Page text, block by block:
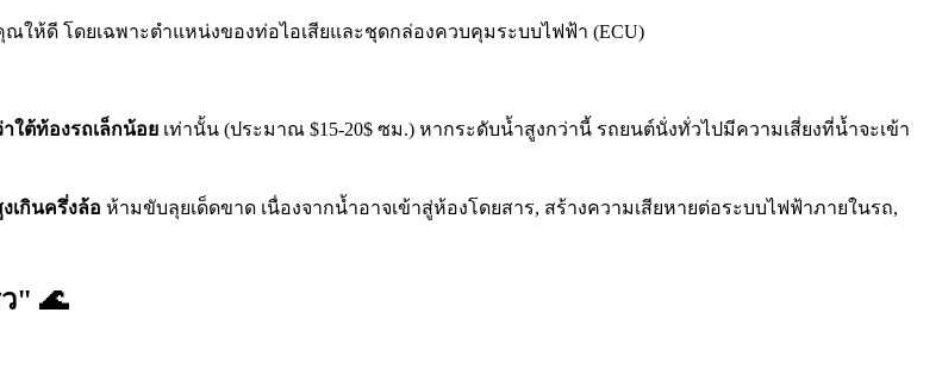
ให้ดี โดยเฉพาะตำแหน่งของท่อไอเสียและชุดกล่องควบคุมระบบไฟฟ้า (ECU)
ใต้ท้องรถเล็กน้อย เท่านั้น (ประมาณ $15-20$ ซม.) หากระดับน้ำสูงกว่านี้ รถยนต์นั่งทั่วไปมีความเสี่ยงที่น้ำจะเข้า
งเกินครึ่งล้อ ห้ามขับลุยเด็ดขาด เนื่องจากน้ำอาจเข้าสู่ห้องโดยสาร, สร้างความเสียหายต่อระบบไฟฟ้าภายในรถ,
" 🌊